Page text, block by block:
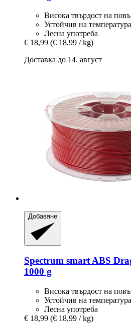
Висока твърдост на
Устойчив на температура
Лесна употреба
€ 18,99 (€ 18,99 / kg)
Доставка до 14. август
Добавяне
Spectrum smart ABS
1000 g
Висока твърдост на
Устойчив на температура
Лесна употреба
€ 18,99 (€ 18,99 / kg)